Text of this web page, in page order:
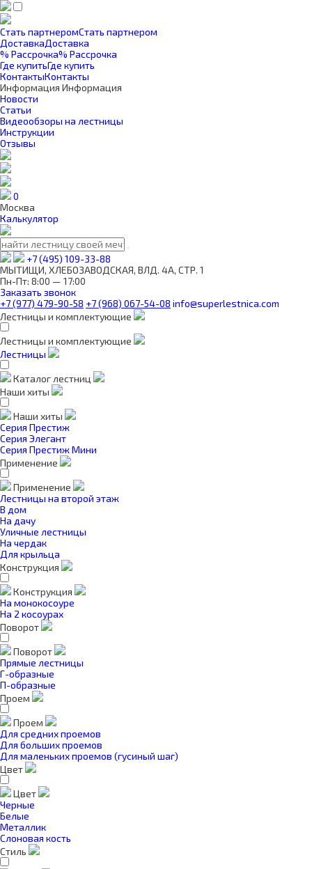
Стать партнеромСтать партнером
ДоставкаДоставка
% Рассрочка% Рассрочка
Где купитьГде купить
КонтактыКонтакты
Информация Информация
Новости
Статьи
Видеообзоры на лестницы
Инструкции
Отзывы
0
Москва
Калькулятор
+7 (495) 109-33-88
МЫТИЩИ, ХЛЕБОЗАВОДСКАЯ, ВЛД. 4А, СТР. 1
Пн-Пт: 8:00 — 17:00
Заказать звонок
+7 (977) 479-90-58 +7 (968) 067-54-08 info@superlestnica.com
Лестницы и комплектующие
Лестницы и комплектующие
Лестницы
Каталог лестниц
Наши хиты
Наши хиты
Серия Престиж
Серия Элегант
Серия Престиж Мини
Применение
Применение
Лестницы на второй этаж
В дом
На дачу
Уличные лестницы
На чердак
Для крыльца
Конструкция
Конструкция
На монокосоуре
На 2 косоурах
Поворот
Поворот
Прямые лестницы
Г-образные
П-образные
Проем
Проем
Для средних проемов
Для больших проемов
Для маленьких проемов (гусиный шаг)
Цвет
Цвет
Черные
Белые
Металлик
Слоновая кость
Стиль